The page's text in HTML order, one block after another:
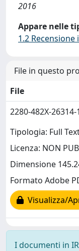
2016
Appare nelle
1.2 Recensione
File in questo
File
2280-482X-
Tipologia: Full
Licenza: NON
Dimensione
Formato Adobe
Visualizza/
I documenti in